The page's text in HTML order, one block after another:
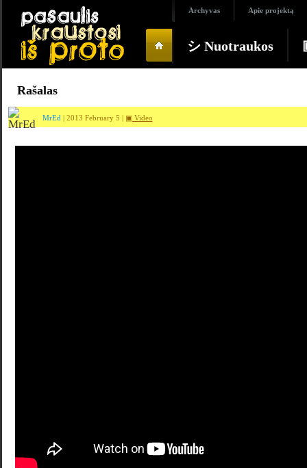
Archyvas Apie projektą
シ Nuotraukos
Rašalas
MrEd | 2013 February 5 | ▣ Video